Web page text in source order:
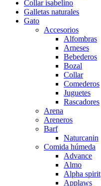
Collar isabelino
Galletas naturales
Gato
Accesorios
Alfombras
Arneses
Bebederos
Bozal
Collar
Comederos
Juguetes
Rascadores
Arena
Areneros
Barf
Naturcanin
Comida húmeda
Advance
Almo
Alpha spirit
Applaws